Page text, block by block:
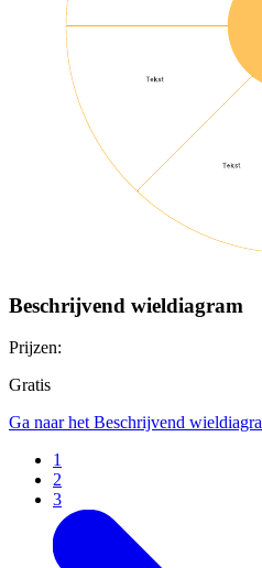
Beschrijvend wieldiagram
Prijzen:
Gratis
Ga naar het Beschrijvend
1
2
3